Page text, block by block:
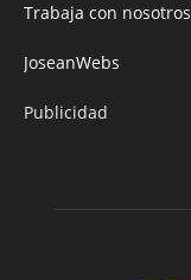
Trabaja con nosotros
JoseanWebs
Publicidad